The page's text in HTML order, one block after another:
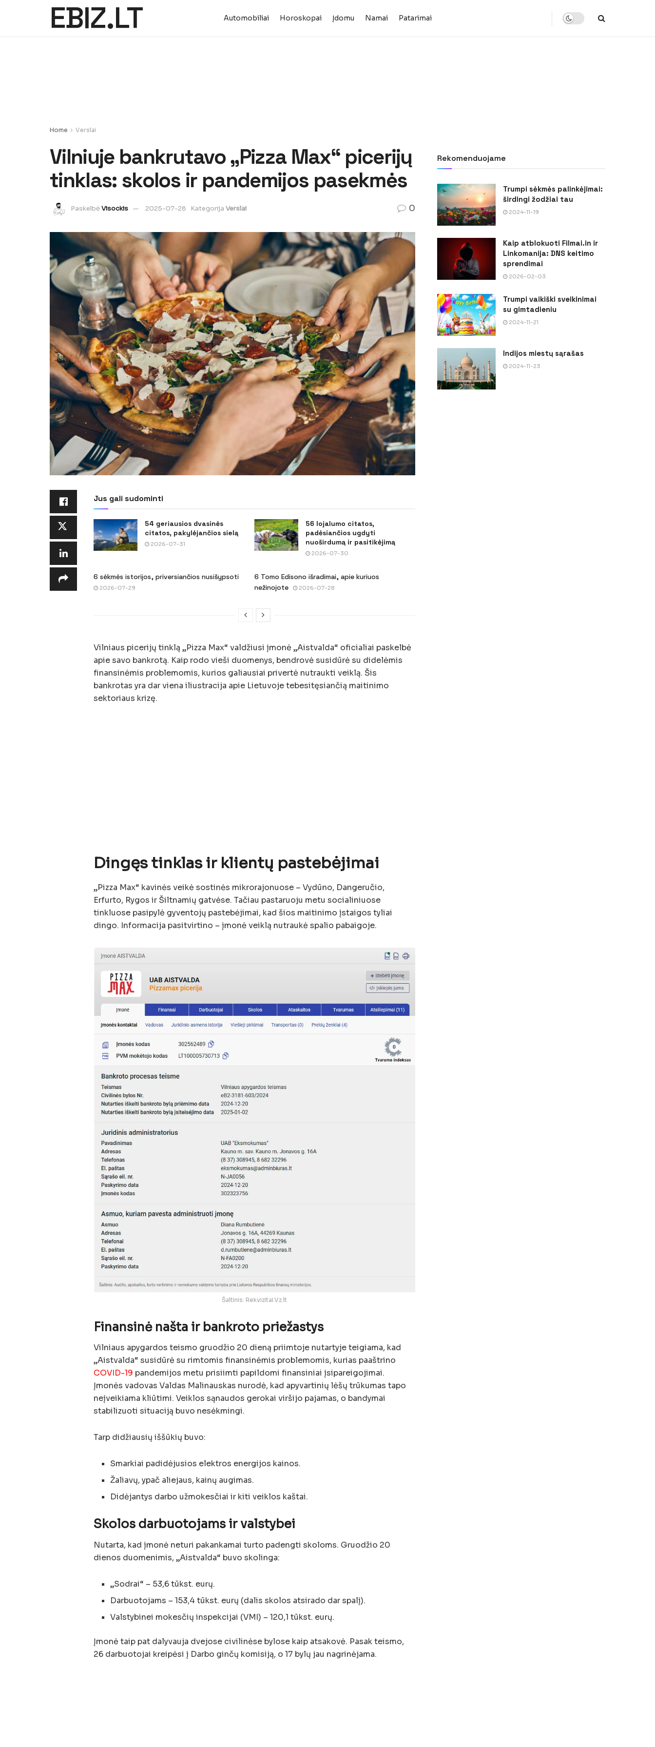
EBIZ.LT Automobiliai Horoskopai Įdomu Namai Patarimai
Home Verslai
Vilniuje bankrutavo „Pizza Max“ picerijų
tinklas: skolos ir pandemijos pasekmės
PaskelbėVisockis 2025-07-28 Kategorija Verslai 0
Jus gali sudominti
54 geriausios dvasinės
citatos, pakylėjančios sielą
2026-07-31
56 lojalumo citatos,
padėsiančios ugdyti
nuoširdumą ir pasitikėjimą
2026-07-30
6 sėkmės istorijos, priversiančios nusišypsoti
2026-07-29
6 Tomo Edisono išradimai, apie kuriuos
nežinojote
2026-07-28
Vilniaus picerijų tinklą „Pizza Max“ valdžiusi įmonė „Aistvalda“ oficialiai paskelbė
apie savo bankrotą. Kaip rodo vieši duomenys, bendrovė susidūrė su didelėmis
finansinėmis problemomis, kurios galiausiai privertė nutraukti veiklą. Šis
bankrotas yra dar viena iliustracija apie Lietuvoje tebesitęsiančią maitinimo
sektoriaus krizę.
Dingęs tinklas ir klientų pastebėjimai
„Pizza Max“ kavinės veikė sostinės mikrorajonuose – Vydūno, Dangeručio,
Erfurto, Rygos ir Šiltnamių gatvėse. Tačiau pastaruoju metu socialiniuose
tinkluose pasipylė gyventojų pastebėjimai, kad šios maitinimo įstaigos tyliai
dingo. Informacija pasitvirtino – įmonė veiklą nutraukė spalio pabaigoje.
Šaltinis: Rekvizitai.Vz.lt
Finansinė našta ir bankroto priežastys
Vilniaus apygardos teismo gruodžio 20 dieną priimtoje nutartyje teigiama, kad
„Aistvalda“ susidūrė su rimtomis finansinėmis problemomis, kurias paaštrino
COVID-19 pandemijos metu prisiimti papildomi finansiniai įsipareigojimai.
Įmonės vadovas Valdas Malinauskas nurodė, kad apyvartinių lėšų trūkumas tapo
neįveikiama kliūtimi. Veiklos sąnaudos gerokai viršijo pajamas, o bandymai
stabilizuoti situaciją buvo nesėkmingi.
Tarp didžiausių iššūkių buvo:
Smarkiai padidėjusios elektros energijos kainos.
Žaliavų, ypač aliejaus, kainų augimas.
Didėjantys darbo užmokesčiai ir kiti veiklos kaštai.
Skolos darbuotojams ir valstybei
Nutarta, kad įmonė neturi pakankamai turto padengti skoloms. Gruodžio 20
dienos duomenimis, „Aistvalda“ buvo skolinga:
„Sodrai“ – 53,6 tūkst. eurų.
Darbuotojams – 153,4 tūkst. eurų (dalis skolos atsirado dar spalį).
Valstybinei mokesčių inspekcijai (VMI) – 120,1 tūkst. eurų.
Įmonė taip pat dalyvauja dvejose civilinėse bylose kaip atsakovė. Pasak teismo,
26 darbuotojai kreipėsi į Darbo ginčų komisiją, o 17 bylų jau nagrinėjama.
Rekomenduojame
Trumpi sėkmės palinkėjimai:
širdingi žodžiai tau
2024-11-19
Kaip atblokuoti Filmai.in ir
Linkomanija: DNS keitimo
sprendimai
2026-02-03
Trumpi vaikiški sveikinimai
su gimtadieniu
2024-11-21
Indijos miestų sąrašas
2024-11-23